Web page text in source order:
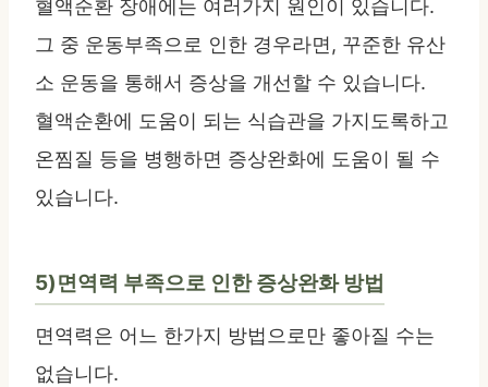
혈액순환 장애에는 여러가지 원인이 있습니다.
그 중 운동부족으로 인한 경우라면, 꾸준한 유산
소 운동을 통해서 증상을 개선할 수 있습니다.
혈액순환에 도움이 되는 식습관을 가지도록하고
온찜질 등을 병행하면 증상완화에 도움이 될 수
있습니다.
5)면역력 부족으로 인한 증상완화 방법
면역력은 어느 한가지 방법으로만 좋아질 수는
없습니다.